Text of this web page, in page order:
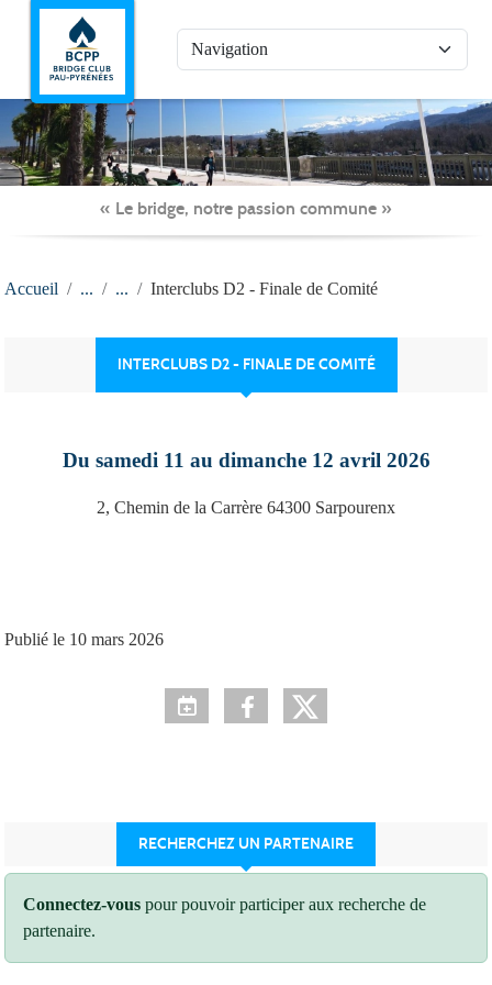
« Le bridge, notre passion commune »
Accueil Interclubs D2 - Finale de Comité
INTERCLUBS D2 - FINALE DE COMITÉ
Du samedi 11 au dimanche 12 avril 2026
2, Chemin de la Carrère 64300 Sarpourenx
Publié le 10 mars 2026
RECHERCHEZ UN PARTENAIRE
Connectez-vous pour pouvoir participer aux recherche de
partenaire.
Panneau de gestion des cookies